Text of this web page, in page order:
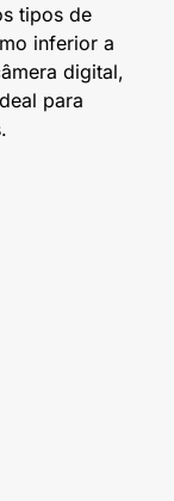
tipos de
inferior a
digital,
para